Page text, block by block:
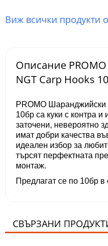
Виж всички продукти
Описание
NGT Carp Hooks
PROMO Шаранджийски
10бр са куки с контра и
заточени, невероятно
имат добри качества
идеален избор за
търсят перфектната
монтаж.
Предлагат се по 10бр в
СВЪРЗАНИ